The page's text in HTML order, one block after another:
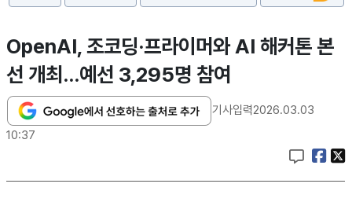
OpenAI, 조코딩·프라이머와 AI 해커톤 본
선 개최…예선 3,295명 참여
기사입력2026.03.03
10:37